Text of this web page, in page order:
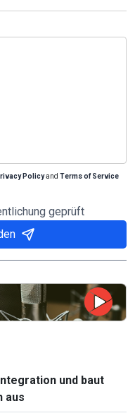
Policyand Terms of Service
geprüft
und baut
aus